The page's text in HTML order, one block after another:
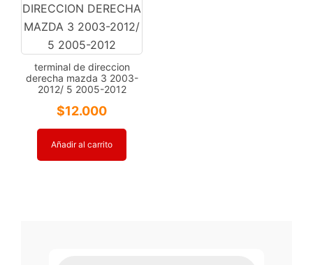
terminal de direccion
derecha mazda 3 2003-
2012/ 5 2005-2012
$12.000
Añadir al carrito